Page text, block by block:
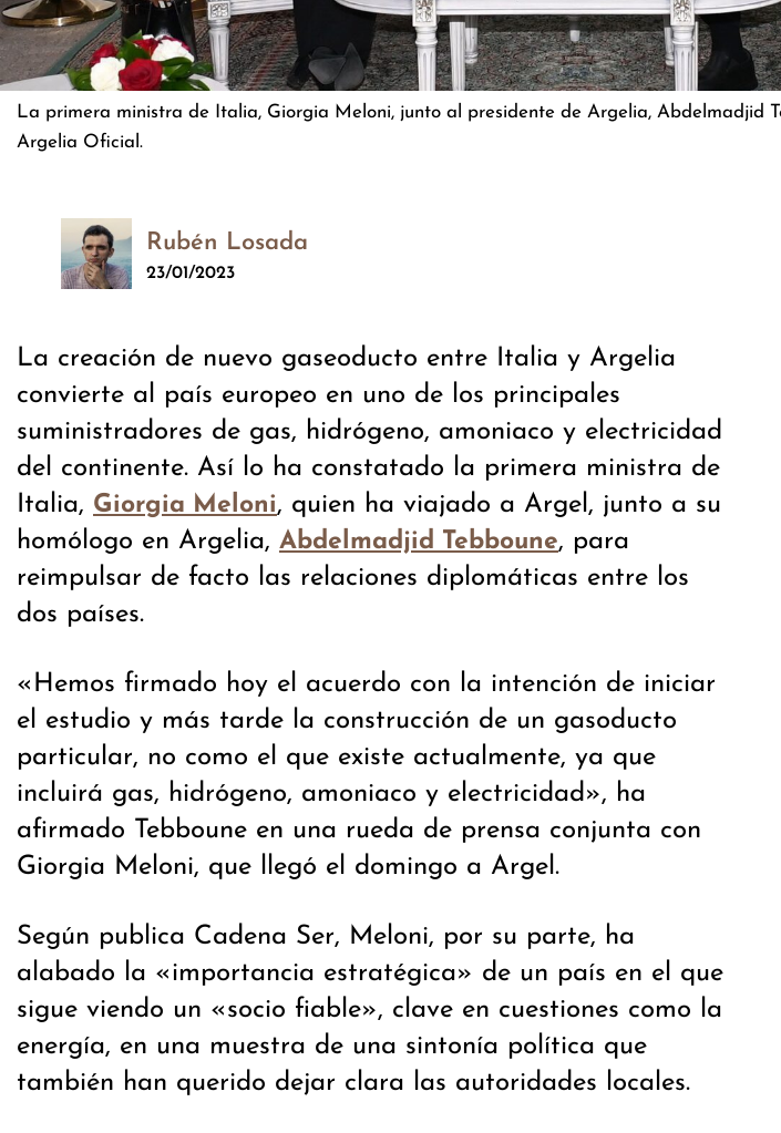
La primera ministra de Italia, Giorgia Meloni, junto al presidente de Argelia, Abdelmadjid
Argelia Oficial.
Rubén Losada
23/01/2023
La creación de nuevo gaseoducto entre Italia y Argelia
convierte al país europeo en uno de los principales
suministradores de gas, hidrógeno, amoniaco y electricidad
del continente. Así lo ha constatado la primera ministra de
Italia, Giorgia Meloni, quien ha viajado a Argel, junto a su
homólogo en Argelia, Abdelmadjid Tebboune, para
reimpulsar de facto las relaciones diplomáticas entre los
dos países.
«Hemos firmado hoy el acuerdo con la intención de iniciar
el estudio y más tarde la construcción de un gasoducto
particular, no como el que existe actualmente, ya que
incluirá gas, hidrógeno, amoniaco y electricidad», ha
afirmado Tebboune en una rueda de prensa conjunta con
Giorgia Meloni, que llegó el domingo a Argel.
Según publica Cadena Ser, Meloni, por su parte, ha
alabado la «importancia estratégica» de un país en el que
sigue viendo un «socio fiable», clave en cuestiones como la
energía, en una muestra de una sintonía política que
también han querido dejar clara las autoridades locales.